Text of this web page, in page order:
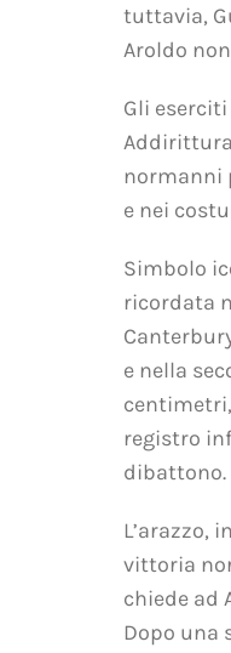
tuttavia,
Aroldo
Gli
normanni
e nei
Simbolo
ricordata
e nella
registro
dibattono.
L’arazzo,
vittoria
chiede ad
Dopo una